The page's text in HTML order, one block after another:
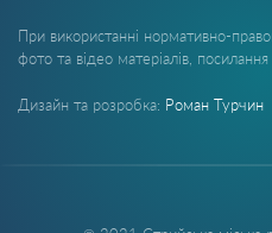
При використанні нормативно-
фото та відео матеріалів,
Дизайн та розробка: Роман Турчин